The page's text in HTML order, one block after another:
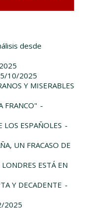
desde
10/2025
Y MISERABLES
FRANCO" -
LOS ESPAÑOLES -
UN FRACASO DE
ESTÁ EN
Y DECADENTE -
2025